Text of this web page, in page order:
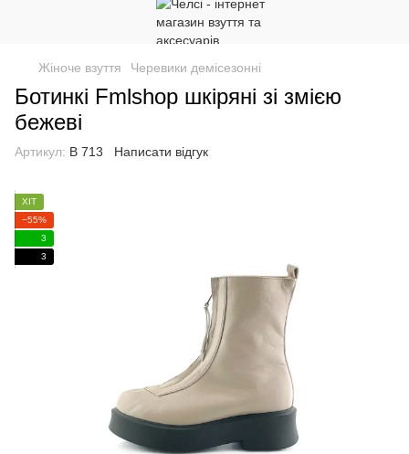
Жіноче взуття Черевики демісезонні
Ботинкі Fmlshop шкіряні зі змією
бежеві
Артикул: В 713 Написати відгук
ХІТ
−55%
3
3